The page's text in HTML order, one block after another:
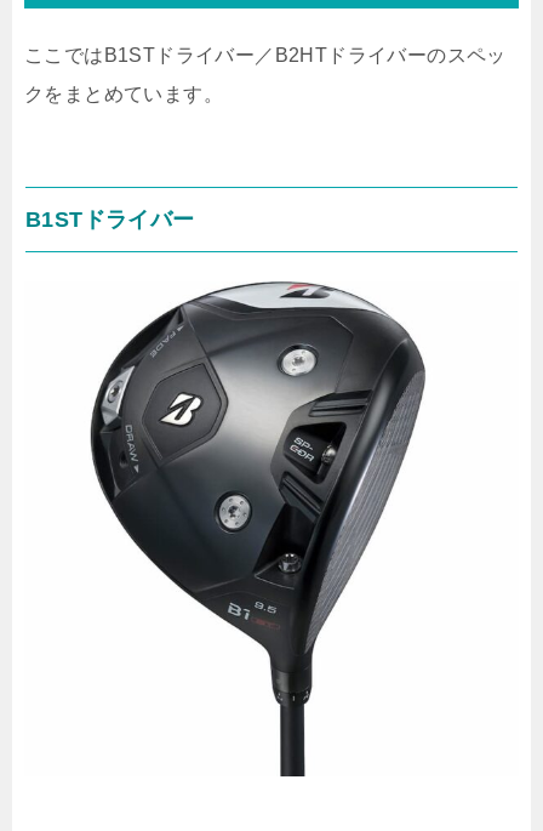
ここではB1STドライバー／B2HTドライバーのスペッ
クをまとめています。
B1STドライバー